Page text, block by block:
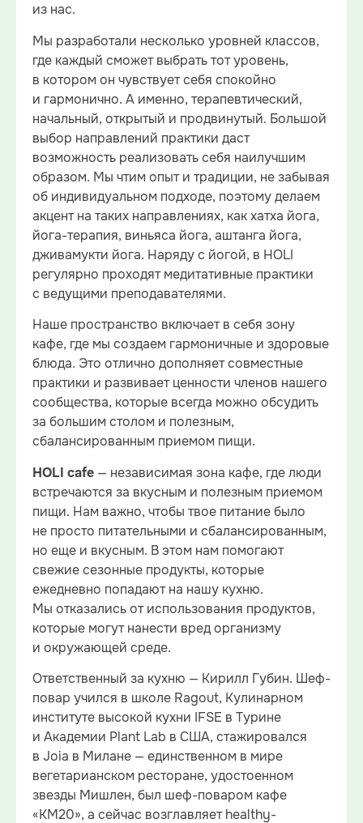
из нас.
Мы разработали несколько уровней классов,
где каждый сможет выбрать тот уровень,
в котором он чувствует себя спокойно
и гармонично. А именно, терапевтический,
начальный, открытый и продвинутый. Большой
выбор направлений практики даст
возможность реализовать себя наилучшим
образом. Мы чтим опыт и традиции, не забывая
об индивидуальном подходе, поэтому делаем
акцент на таких направлениях, как хатха йога,
йога-терапия, виньяса йога, аштанга йога,
дживамукти йога. Наряду с йогой, в HOLI
регулярно проходят медитативные практики
с ведущими преподавателями.
Наше пространство включает в себя зону
кафе, где мы создаем гармоничные и здоровые
блюда. Это отлично дополняет совместные
практики и развивает ценности членов нашего
сообщества, которые всегда можно обсудить
за большим столом и полезным,
сбалансированным приемом пищи.
HOLI cafe — независимая зона кафе, где люди
встречаются за вкусным и полезным приемом
пищи. Нам важно, чтобы твое питание было
не просто питательными и сбалансированным,
но еще и вкусным. В этом нам помогают
свежие сезонные продукты, которые
ежедневно попадают на нашу кухню.
Мы отказались от использования продуктов,
которые могут нанести вред организму
и окружающей среде.
Ответственный за кухню — Кирилл Губин. Шеф-
повар учился в школе Ragout, Кулинарном
институте высокой кухни IFSE в Турине
и Академии Plant Lab в США, стажировался
в Joia в Милане — единственном в мире
вегетарианском ресторане, удостоенном
звезды Мишлен, был шеф-поваром кафе
«КМ20», а сейчас возглавляет healthy-